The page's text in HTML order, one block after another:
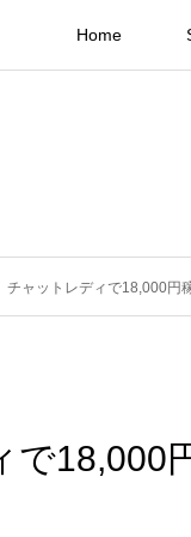
Home
チャットレディで18,000円
で18,000